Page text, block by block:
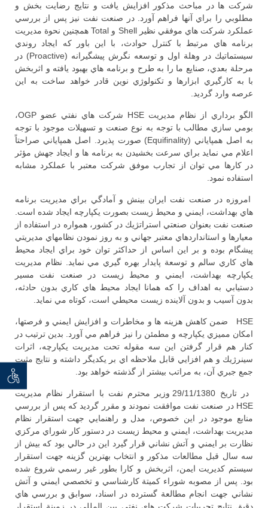
توان
شركت ها در مباحث مذكور افزايش يافت و نتايج رضايت بخش و
مطلوبي را براي آنها فراهم آورد. در صنعت نفت نيز پس از بررسي
عملكرد شركت هاي موفقي نظير Shell و Total همچنين نحوة مديريت
برنامه هاي مرتبط با كنترل حوادث، با اين باور كه ايجاد روندي
سيستماتيك در وهلة اول و توسعه نگرش پيشگيرانه (Proactive) در
مرحلة بعدي، صنايع ما را به طرح و برنامه هاي بهبود يافته و اثربخش
با به كارگيري ابزارها و تكنولوژي نوين قادر خواهد ساخت به اين
عرصه وارد گرديد.
الگو برداري از نظام مديريت HSE شركت هاي نفتي عضو OGP،
بومي سازي مطالب با توجه به نوع صنعت و تسهيلات موجود با توجه
به اصل همپاياني (Equifinality) صورت پذيرد. اصل همپاياني صراحتاً
اعلام مي نمايد براي سرعت بخشيدن به برنامه ها و ايجاد جهش مؤثر
در كارها مي توان از تجارب موفق شركت معتبر با عملكرد مشابه
استفاده نمود.
امروزه در صنعت نفت ايران بينش و آمادگي براي مديريت برنامه
هاي بهداشت، ايمني و محيط زيست بصورت يكپارچه ايجاد شده است.
صنعت نفت بعنوان صنعتي استراتژيك در كشور، همواره در استفاده از
معيارها و استانداردهاي معتبر جهاني و به روز نمودن نظامهاي مديريتي
پيشگام بوده و بر اين اساس از حداكثر توان خود براي ايجاد محيط
هاي كاري سالم و توسعة پايدار بهره گيري مي نمايد. نظام مديريت
يكپارچه بهداشت، ايمني و محيط زيست در صنعت نفت مسير
دستيابي به اهداف را كه همانا ايجاد محيط هاي كاري بدون حادثه،
بدون آسيب و بدون آلاينده زيست محيطي است، كوتاه مي نمايد.
HSE ضمن كاهش هزينه ها و مخاطرات و افزايش ايمني و فرصتها،
امكان مميزي يكپارچه و مطمئن را نيز فراهم مي آورد. بدين ترتيب در
كنار هم قرار گرفتن اين سه مقوله تحت مديريت يكپارچه، اثرات
سينرژيك و هم افزايي قابل ملاحظه اي بر يكديگر داشته و نتايج مثبت
جمع جبري آن، به مراتب بيشتر از گذشته خواهد بود.
در تاريخ 29/11/1380 وزير محترم نفت با استقرار نظام مديريت
HSE در صنعت نفت موافقت نمودند و مقرر گرديد كه پس از بررسي
منابع موجود در اين خصوص، مدل و راهنمايي جهت استقرار نظام
مديريت بهداشت، ايمني و محيط زيست در دستور كار شوراي مركزي
نظارت بر ايمني و آتش نشاني قرار گيرد اين در حالي بود كه بيش از
سه سال قبل مطالعات مذكور و انتخاب بهترين گزينه جهت استقرار
سيستم كديريت ايمن، اثربخش و كارا بطور غير رسمي شروع شده
بود. پس از مصوبه شوراء كميتة كارشناسي و تخصصي ايمني و آتش
نشاني جهت انجام مطالعة گسترده در اسناد، سوابق و بررسي هاي